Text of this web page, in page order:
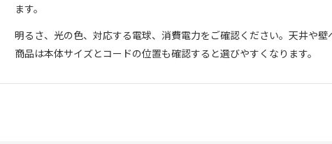
ます。
明るさ、光の色、対応する電球、消費電力をご確認ください。天井や
商品は本体サイズとコードの位置も確認すると選びやすくなります。